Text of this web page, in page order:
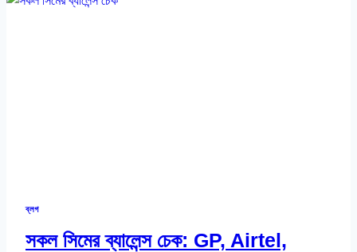
ব্লগ
সকল সিমের ব্যালেন্স চেক: GP, Airtel,